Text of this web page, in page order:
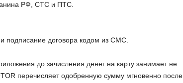
РФ, СТС и ПТС.
подписание договора кодом из СМС.
до зачисления денег на карту занимает не
перечисляет одобренную сумму мгновенно после